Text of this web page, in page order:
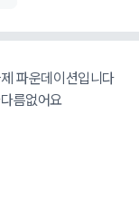
파운데이션입니다
름없어요